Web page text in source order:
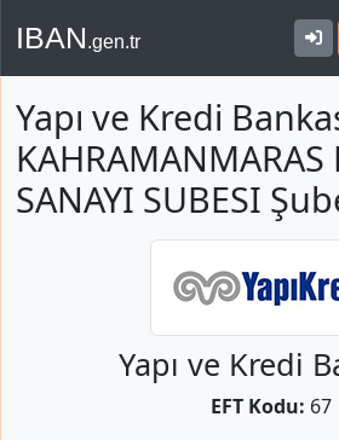
IBAN.gen.tr
Yapı ve Kredi
KAHRAMANMARAS
SANAYI SUBESI
Yapı ve Kredi
EFT Kodu: 67